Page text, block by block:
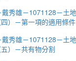
秀雄－1071128－土
）－第一項的適用條件
秀雄－1071128－土
）－共有物分割